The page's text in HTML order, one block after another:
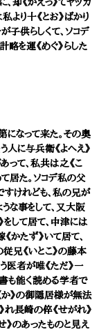
却《かえっ》てヤッカ
より十《とお》ばかり
子供らしくて、ソコデ
略を運《めぐ》らした
になって来た。その奥
人に与兵衛《よへえ》
って、私共は之《こ
居た。ソコデ私の父
けれども、私の兄が
な事をして、又大阪
をして居て、中津には
かたず》いて居て、
兄《いとこ》の藤本
医者が唯《ただ》一
書も能く読める学者で
か》の御隠居様が無法
れ長崎の倅《せがれ》
》のあったものと見え